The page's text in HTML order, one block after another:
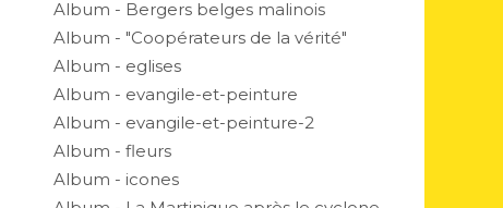
Album - Bergers belges malinois
Album - "Coopérateurs de la vérité"
Album - eglises
Album - evangile-et-peinture
Album - evangile-et-peinture-2
Album - fleurs
Album - icones